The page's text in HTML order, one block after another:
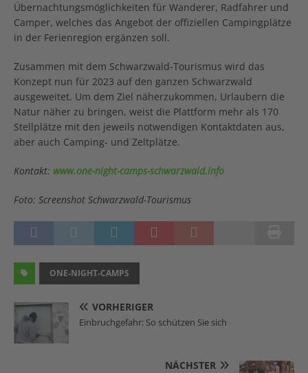
Übernachtungsmöglichkeiten für Wanderer, Radfahrer und
Camper, welches das Angebot der offiziellen Campingplätze
in der Ferienregion ergänzen soll.
Zusammen mit dem Schwarzwald-Tourismus wird das
Konzept nun für 2023 auf den ganzen Schwarzwald
ausgeweitet. Um dem Ziel näherzukommen, Urlaubern die
Natur näher zu bringen, weist die Plattform mehr als 170
Stellplätze mit den jeweils notwendigen Kontaktdaten aus,
aber auch Camping- und Zeltplätze.
Kontakt: www.one-night-camps-schwarzwald.info
Foto: Screenshot Schwarzwald-Tourismus
ONE-NIGHT-CAMPS
VORHERIGER
Einbruchgefahr: So schützen Sie sich
NÄCHSTER